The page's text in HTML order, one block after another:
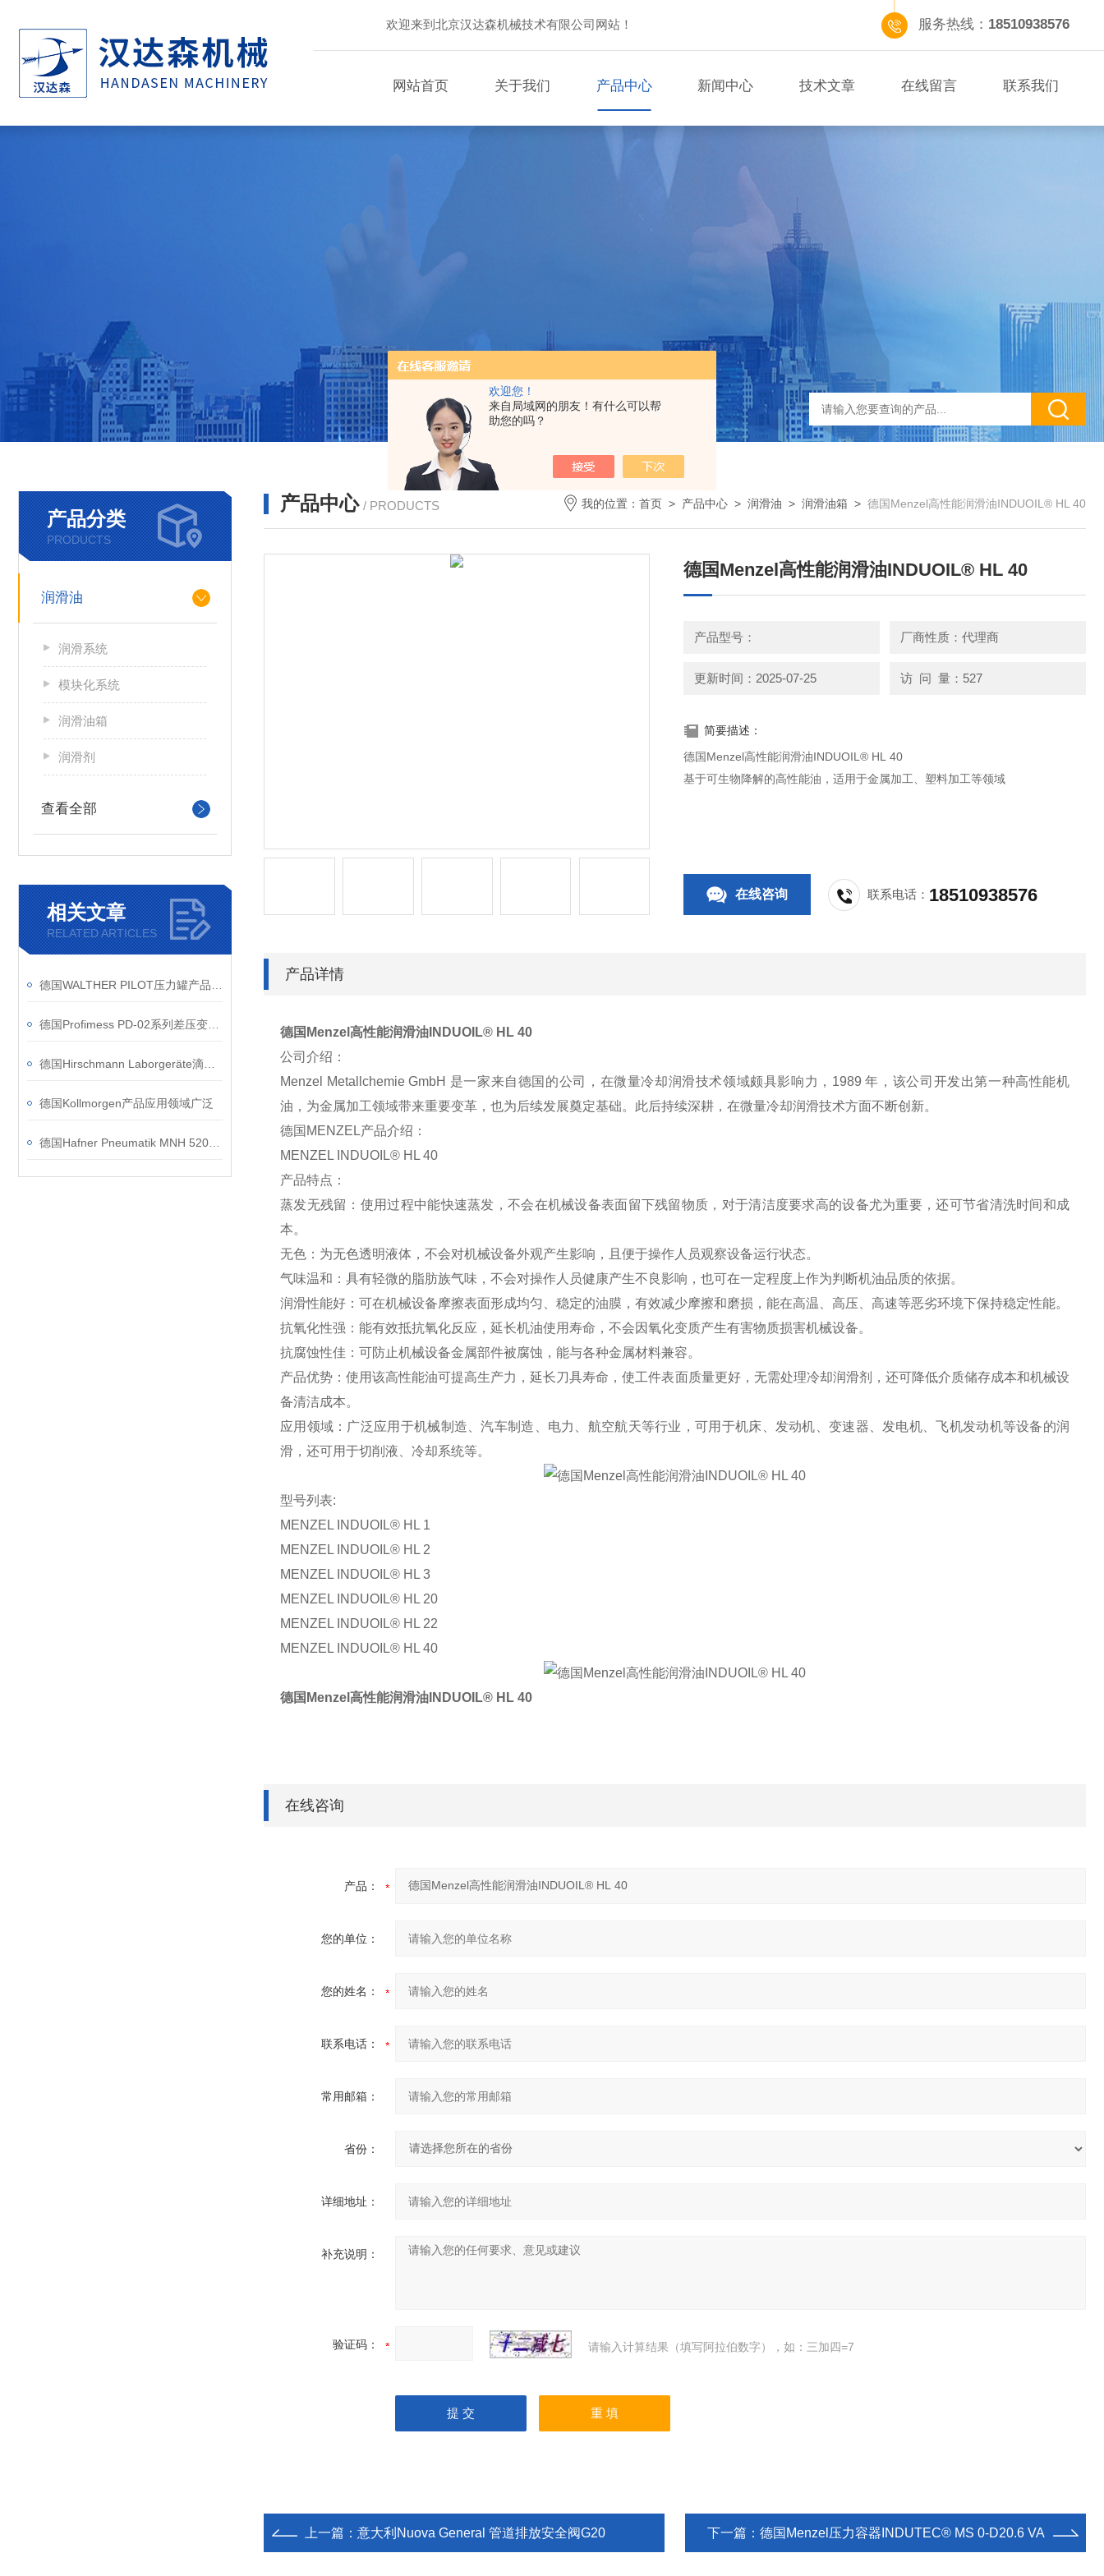
欢迎您！
来自局域网的朋友！有什么可以帮
助您的吗？
欢迎来到北京汉达森机械技术有限公司网站！ 服务热线： 18510938576
网站首页 关于我们 产品中心 新闻中心 技术文章 在线留言 联系我们
产品分类
PRODUCTS
润滑油
润滑系统
模块化系统
润滑油箱
润滑剂
查看全部
相关文章
RELATED ARTICLES
德国Kollmorgen产品应用领域广泛
产品中心 / PRODUCTS 我的位置： 首页 > 产品中心 > 润滑油 > 润滑油箱 > 德国Menzel高性能润滑油INDUOIL® HL 40
德国Menzel高性能润滑油INDUOIL® HL 40
产品型号： 厂商性质：代理商
更新时间：2025-07-25 访 问 量：527
简要描述：
德国Menzel高性能润滑油INDUOIL® HL 40
基于可生物降解的高性能油，适用于金属加工、塑料加工等领域
在线咨询 联系电话： 18510938576
产品详情
德国Menzel高性能润滑油INDUOIL® HL 40
公司介绍：
Menzel Metallchemie GmbH 是一家来自德国的公司，在微量冷却润滑技术领域颇具影响力，1989 年，该公司开发出第一种高性能机
油，为金属加工领域带来重要变革，也为后续发展奠定基础。此后持续深耕，在微量冷却润滑技术方面不断创新。
德国MENZEL产品介绍：
MENZEL INDUOIL® HL 40
产品特点：
蒸发无残留：使用过程中能快速蒸发，不会在机械设备表面留下残留物质，对于清洁度要求高的设备尤为重要，还可节省清洗时间和成
本。
无色：为无色透明液体，不会对机械设备外观产生影响，且便于操作人员观察设备运行状态。
气味温和：具有轻微的脂肪族气味，不会对操作人员健康产生不良影响，也可在一定程度上作为判断机油品质的依据。
润滑性能好：可在机械设备摩擦表面形成均匀、稳定的油膜，有效减少摩擦和磨损，能在高温、高压、高速等恶劣环境下保持稳定性能。
抗氧化性强：能有效抵抗氧化反应，延长机油使用寿命，不会因氧化变质产生有害物质损害机械设备。
抗腐蚀性佳：可防止机械设备金属部件被腐蚀，能与各种金属材料兼容。
产品优势：使用该高性能油可提高生产力，延长刀具寿命，使工件表面质量更好，无需处理冷却润滑剂，还可降低介质储存成本和机械设
备清洁成本。
应用领域：广泛应用于机械制造、汽车制造、电力、航空航天等行业，可用于机床、发动机、变速器、发电机、飞机发动机等设备的润
滑，还可用于切削液、冷却系统等。
型号列表:
MENZEL INDUOIL® HL 1
MENZEL INDUOIL® HL 2
MENZEL INDUOIL® HL 3
MENZEL INDUOIL® HL 20
MENZEL INDUOIL® HL 22
MENZEL INDUOIL® HL 40
德国Menzel高性能润滑油INDUOIL® HL 40
在线咨询
产品：
您的单位：
您的姓名：
联系电话：
常用邮箱：
省份：
详细地址：
补充说明：
验证码： 请输入计算结果（填写阿拉伯数字），如：三加四=7
上一篇： 意大利Nuova General 管道排放安全阀G20 下一篇： 德国Menzel压力容器INDUTEC® MS 0-D20.6 VA